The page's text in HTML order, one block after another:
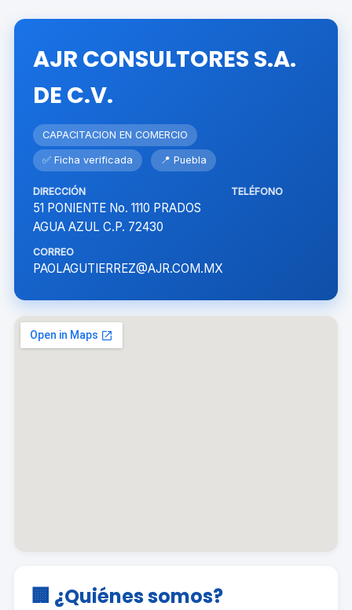
AJR CONSULTORES S.A.
DE C.V.
CAPACITACION EN COMERCIO
✅ Ficha verificada 📍 Puebla
DIRECCIÓN
51 PONIENTE No. 1110 PRADOS
AGUA AZUL C.P. 72430
TELÉFONO
CORREO
PAOLAGUTIERREZ@AJR.COM.MX
🏢 ¿Quiénes somos?